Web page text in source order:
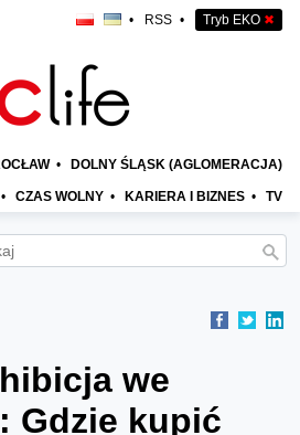
• RSS • Tryb EKO ✖
• DOLNY ŚLĄSK (AGLOMERACJA)
• CZAS WOLNY • KARIERA I BIZNES • TV
we
Gdzie kupić